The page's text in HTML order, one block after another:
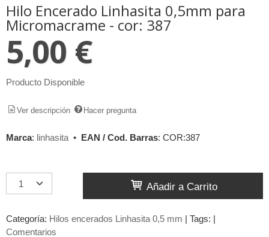
Hilo Encerado Linhasita 0,5mm para
Micromacrame - cor: 387
5,00 €
Producto Disponible
Ver descripción Hacer pregunta
Marca: linhasita • EAN / Cod. Barras: COR:387
Añadir a Carrito
Categoría: Hilos encerados Linhasita 0,5 mm | Tags: |
Comentarios